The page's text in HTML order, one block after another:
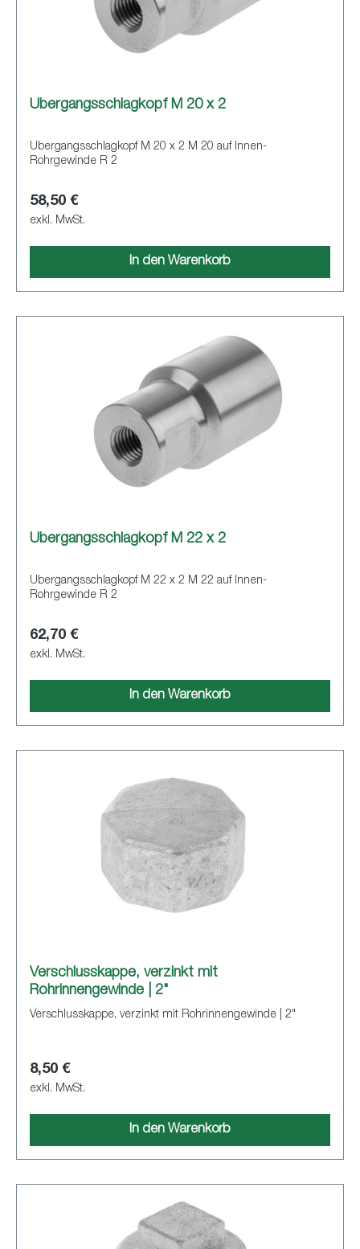
Übergangsschlagkopf M 20 x 2
Übergangsschlagkopf M 20 x 2 M 20 auf Innen-
Rohrgewinde R 2
58,50 €
exkl. MwSt.
In den Warenkorb
Übergangsschlagkopf M 22 x 2
Übergangsschlagkopf M 22 x 2 M 22 auf Innen-
Rohrgewinde R 2
62,70 €
exkl. MwSt.
In den Warenkorb
Verschlusskappe, verzinkt mit
Rohrinnengewinde | 2"
Verschlusskappe, verzinkt mit Rohrinnengewinde | 2"
8,50 €
exkl. MwSt.
In den Warenkorb